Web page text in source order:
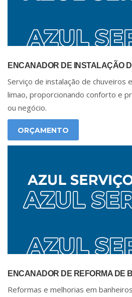
ENCANADOR DE INSTALAÇÃO
Serviço de instalação de chuveiros
limao, proporcionando conforto e
ou negócio.
ORÇAMENTO
ENCANADOR DE REFORMA DE
Reformas e melhorias em